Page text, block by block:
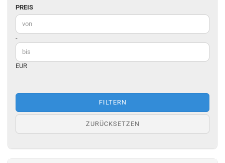
PREIS
PREIS
Preis bis
-
EUR
FILTERN
ZURÜCKSETZEN